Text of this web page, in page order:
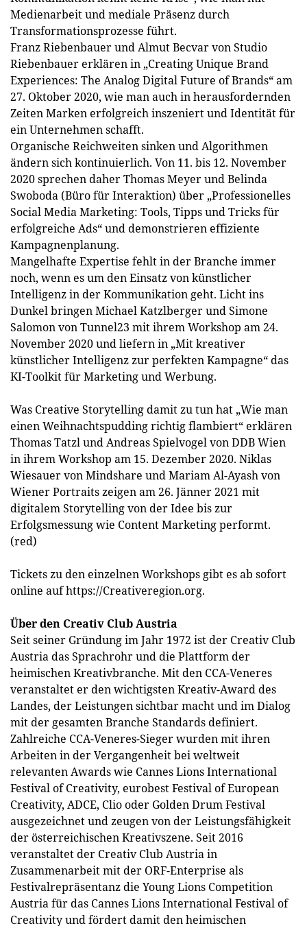
Medienarbeit und mediale Präsenz durch
Transformationsprozesse führt.
Franz Riebenbauer und Almut Becvar von Studio
Riebenbauer erklären in „Creating Unique Brand
Experiences: The Analog Digital Future of Brands“ am
27. Oktober 2020, wie man auch in herausfordernden
Zeiten Marken erfolgreich inszeniert und Identität für
ein Unternehmen schafft.
Organische Reichweiten sinken und Algorithmen
ändern sich kontinuierlich. Von 11. bis 12. November
2020 sprechen daher Thomas Meyer und Belinda
Swoboda (Büro für Interaktion) über „Professionelles
Social Media Marketing: Tools, Tipps und Tricks für
erfolgreiche Ads“ und demonstrieren effiziente
Kampagnenplanung.
Mangelhafte Expertise fehlt in der Branche immer
noch, wenn es um den Einsatz von künstlicher
Intelligenz in der Kommunikation geht. Licht ins
Dunkel bringen Michael Katzlberger und Simone
Salomon von Tunnel23 mit ihrem Workshop am 24.
November 2020 und liefern in „Mit kreativer
künstlicher Intelligenz zur perfekten Kampagne“ das
KI-Toolkit für Marketing und Werbung.
Was Creative Storytelling damit zu tun hat „Wie man
einen Weihnachtspudding richtig flambiert“ erklären
Thomas Tatzl und Andreas Spielvogel von DDB Wien
in ihrem Workshop am 15. Dezember 2020. Niklas
Wiesauer von Mindshare und Mariam Al-Ayash von
Wiener Portraits zeigen am 26. Jänner 2021 mit
digitalem Storytelling von der Idee bis zur
Erfolgsmessung wie Content Marketing performt.
(red)
Tickets zu den einzelnen Workshops gibt es ab sofort
online auf https://Creativeregion.org.
Über den Creativ Club Austria
Seit seiner Gründung im Jahr 1972 ist der Creativ Club
Austria das Sprachrohr und die Plattform der
heimischen Kreativbranche. Mit den CCA-Veneres
veranstaltet er den wichtigsten Kreativ-Award des
Landes, der Leistungen sichtbar macht und im Dialog
mit der gesamten Branche Standards definiert.
Zahlreiche CCA-Veneres-Sieger wurden mit ihren
Arbeiten in der Vergangenheit bei weltweit
relevanten Awards wie Cannes Lions International
Festival of Creativity, eurobest Festival of European
Creativity, ADCE, Clio oder Golden Drum Festival
ausgezeichnet und zeugen von der Leistungsfähigkeit
der österreichischen Kreativszene. Seit 2016
veranstaltet der Creativ Club Austria in
Zusammenarbeit mit der ORF-Enterprise als
Festivalrepräsentanz die Young Lions Competition
Austria für das Cannes Lions International Festival of
Creativity und fördert damit den heimischen